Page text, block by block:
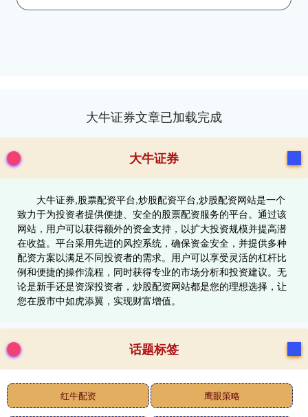
大牛证券文章已加载完成
大牛证券
大牛证券,股票配资平台,炒股配资平台,炒股配资网站是一个
致力于为投资者提供便捷、安全的股票配资服务的平台。通过该
网站，用户可以获得额外的资金支持，以扩大投资规模并提高潜
在收益。平台采用先进的风控系统，确保资金安全，并提供多种
配资方案以满足不同投资者的需求。用户可以享受灵活的杠杆比
例和便捷的操作流程，同时获得专业的市场分析和投资建议。无
论是新手还是资深投资者，炒股配资网站都是您的理想选择，让
您在股市中如虎添翼，实现财富增值。
话题标签
红牛配资 鹰眼策略